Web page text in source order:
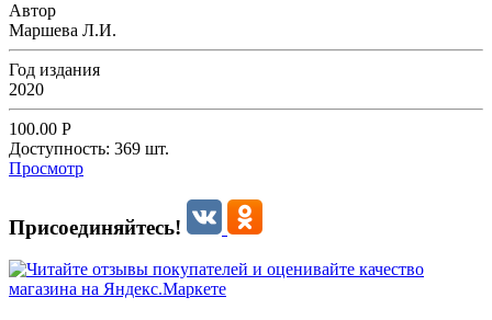
Автор
Маршева Л.И.
Год издания
2020
100.00 Р
Доступность: 369 шт.
Просмотр
Присоединяйтесь!